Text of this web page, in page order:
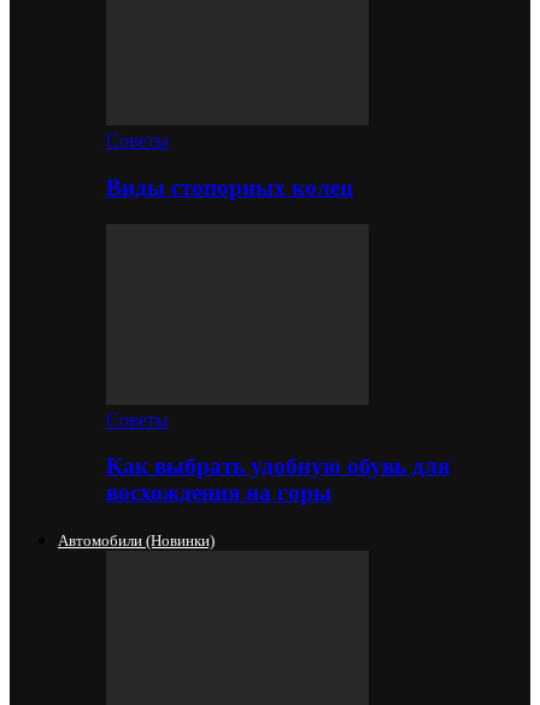
Советы
Виды стопорных колец
Советы
Как выбрать удобную обувь для
восхождения на горы
Автомобили (новинки)